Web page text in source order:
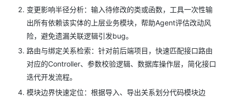
变更影响半径分析：输入待修改的类或函数，工具一次性输
出所有依赖该实体的上层业务模块，帮助Agent评估改动风
险，避免遗漏关联逻辑引发bug。
路由与绑定关系检索：针对前后端项目，快速匹配接口路由
对应的Controller、参数校验逻辑、数据库操作层，简化接口
迭代开发流程。
模块边界快速定位：根据导入、导出关系划分代码模块边